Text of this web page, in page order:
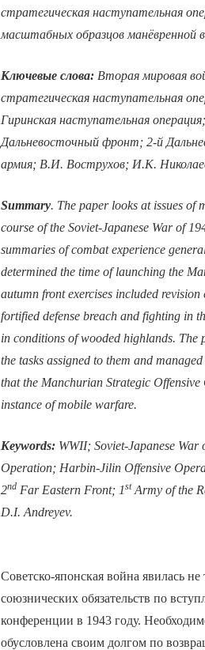
стратегическая наступательная
масштабных образцов манёвренной
Ключевые слова: Вторая мировая
стратегическая наступательная
Гиринская наступательная
Дальневосточный фронт; 2-й
армия; В.И. Вострухов; И.К.
Summary. The paper looks at issues of
course of the Soviet-Japanese War of
summaries of combat experience
determined the time of launching the
autumn front exercises included
fortified defense breach and fighting in
in conditions of wooded highlands.
the tasks assigned to them and
that the Manchurian Strategic
instance of mobile warfare.
Keywords: WWII; Soviet-Japanese
Operation; Harbin-Jilin Offensive
2nd Far Eastern Front; 1stArmy of the
D.I. Andreyev.
Советско-японская война явилась
союзнических обязательств по
конференции в 1943 году.
обусловлена своим долгом по